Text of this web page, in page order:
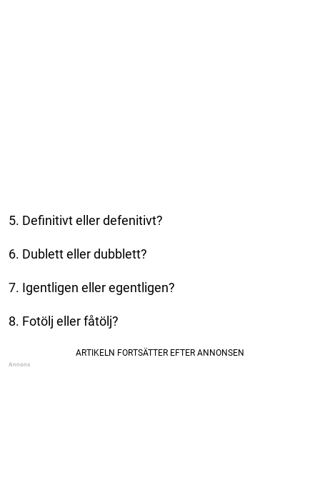
5. Definitivt eller defenitivt?
6. Dublett eller dubblett?
7. Igentligen eller egentligen?
8. Fotölj eller fåtölj?